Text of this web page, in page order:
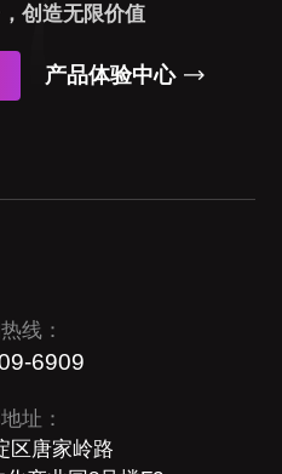
创造无限价值
产品体验中心
线：
6909
址：
区唐家岭路